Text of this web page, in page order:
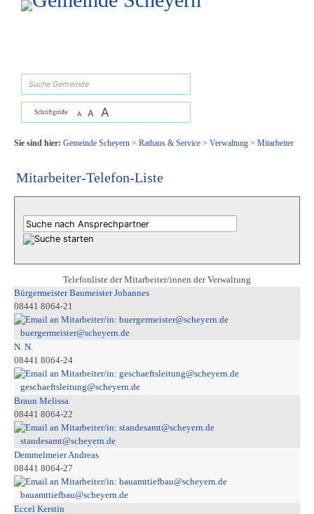
Zum Inhalt, zur Navigationoder zur Startseite springen.
Schriftgröße A A A
Sie sind hier: Gemeinde Scheyern> Rathaus & Service> Verwaltung> Mitarbeiter
Mitarbeiter-Telefon-Liste
Telefonliste der Mitarbeiter/innen der Verwaltung
Bürgermeister Baumeister Johannes
08441 8064-21
buergermeister@scheyern.de
N. N.
08441 8064-24
geschaeftsleitung@scheyern.de
Braun Melissa
08441 8064-22
standesamt@scheyern.de
Demmelmeier Andreas
08441 8064-27
bauamttiefbau@scheyern.de
Eccel Kerstin